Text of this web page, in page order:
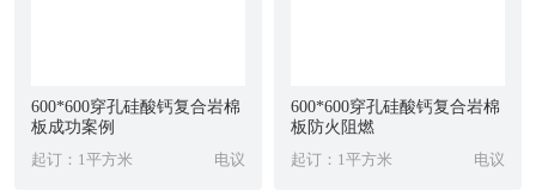
600*600穿孔硅酸钙复合岩棉
板成功案例
起订：1平方米 电议
600*600穿孔硅酸钙复合岩棉
板防火阻燃
起订：1平方米 电议